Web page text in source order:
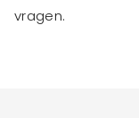
vragen.